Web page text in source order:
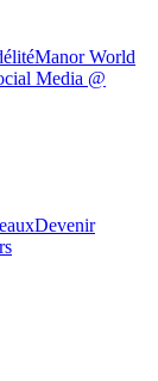
Manor World
Media @
Devenir